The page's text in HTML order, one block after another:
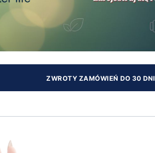
ZWROTY ZAMÓWIEŃ DO 30 DNI